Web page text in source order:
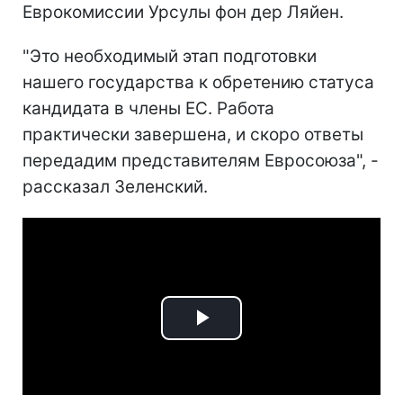
Еврокомиссии Урсулы фон дер Ляйен.
"Это необходимый этап подготовки
нашего государства к обретению статуса
кандидата в члены ЕС. Работа
практически завершена, и скоро ответы
передадим представителям Евросоюза", -
рассказал Зеленский.
Play